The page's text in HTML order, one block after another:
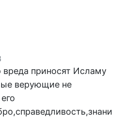
вреда приносят Исламу
верующие не